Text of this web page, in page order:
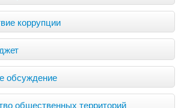
коррупции
обсуждение
общественных территорий